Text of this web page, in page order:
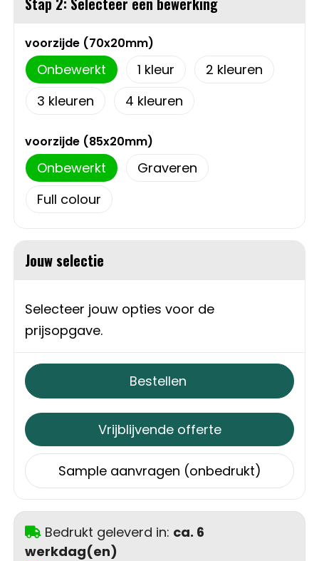
T-Shirts
Vesten
Schoenen
Gilets
Opbergtassen
Opvouwbare tassen
Papieren tassen
Picknicktassen en manden
Reistassen
Schoudertassen
Sporttassen
Strandtassen
Toilettassen
Waterbestendige tassen
Autotassen
Golftassen
voorzijde (70x20mm)
Onbewerkt 1
2
3
4
voorzijde (85x20mm)
Onbewerkt
Graveren
Full colour
Jouw selectie
Selecteer jouw opties voor de
prijsopgave.
Bestellen
Vrijblijvende offerte
Sample aanvragen (onbedrukt)
Bedrukt geleverd in: ca. 6
werkdag(en)